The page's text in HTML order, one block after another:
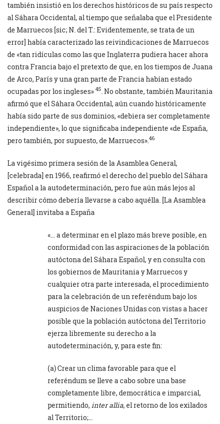
también insistió en los derechos históricos de su país respecto
al Sáhara Occidental, al tiempo que señalaba que el Presidente
de Marruecos [sic; N. del T.: Evidentemente, se trata de un
error] había caracterizado las reivindicaciones de Marruecos
de «tan ridículas como las que Inglaterra pudiera hacer ahora
contra Francia bajo el pretexto de que, en los tiempos de Juana
de Arco, París y una gran parte de Francia habían estado
ocupadas por los ingleses» 45 . No obstante, también Mauritania
afirmó que el Sáhara Occidental, aún cuando históricamente
había sido parte de sus dominios, «debiera ser completamente
independiente», lo que significaba independiente «de España,
pero también, por supuesto, de Marruecos». 46
La vigésimo primera sesión de la Asamblea General,
[celebrada] en 1966, reafirmó el derecho del pueblo del Sáhara
Español a la autodeterminación, pero fue aún más lejos al
describir cómo debería llevarse a cabo aquélla. [La Asamblea
General] invitaba a España
«… a determinar en el plazo más breve posible, en
conformidad con las aspiraciones de la población
autóctona del Sáhara Español, y en consulta con
los gobiernos de Mauritania y Marruecos y
cualquier otra parte interesada, el procedimiento
para la celebración de un referéndum bajo los
auspicios de Naciones Unidas con vistas a hacer
posible que la población autóctona del Territorio
ejerza libremente su derecho a la
autodeterminación, y, para este fin:
(a) Crear un clima favorable para que el
referéndum se lleve a cabo sobre una base
completamente libre, democrática e imparcial,
permitiendo, inter allia, el retorno de los exilados
al Territorio;…